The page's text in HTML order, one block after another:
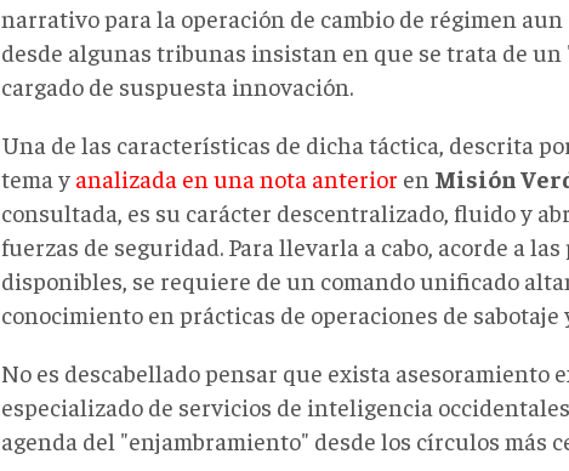
narrativo para la operación de cambio de régimen aun
desde algunas tribunas insistan en que se trata de
cargado de suspuesta innovación.
Una de las características de dicha táctica, descrita
tema y analizada en una nota anterior en Misión
consultada, es su carácter descentralizado, fluido y
fuerzas de seguridad. Para llevarla a cabo, acorde a
disponibles, se requiere de un comando unificado
conocimiento en prácticas de operaciones de
No es descabellado pensar que exista asesoramiento
especializado de servicios de inteligencia
agenda del "enjambramiento" desde los círculos más